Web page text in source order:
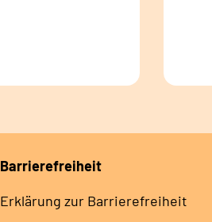
Barrierefreiheit
Erklärung zur Barrierefreiheit